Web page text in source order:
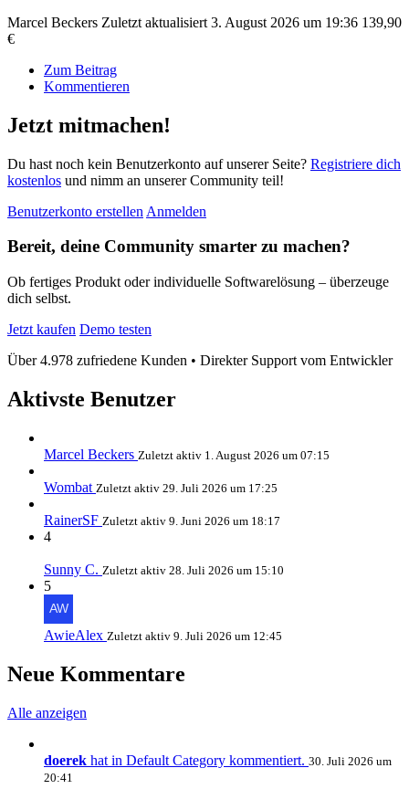
Marcel Beckers Zuletzt aktualisiert 3. August 2026 um 19:36 139,90
€
Zum Beitrag
Kommentieren
Jetzt mitmachen!
Du hast noch kein Benutzerkonto auf unserer Seite? Registriere dich
kostenlos und nimm an unserer Community teil!
Benutzerkonto erstellen Anmelden
Bereit, deine Community smarter zu machen?
Ob fertiges Produkt oder individuelle Softwarelösung – überzeuge
dich selbst.
Jetzt kaufen Demo testen
Über 4.978 zufriedene Kunden • Direkter Support vom Entwickler
Aktivste Benutzer
Marcel Beckers Zuletzt aktiv 1. August 2026 um 07:15
Wombat Zuletzt aktiv 29. Juli 2026 um 17:25
RainerSF Zuletzt aktiv 9. Juni 2026 um 18:17
4
Sunny C. Zuletzt aktiv 28. Juli 2026 um 15:10
5
AwieAlex Zuletzt aktiv 9. Juli 2026 um 12:45
Neue Kommentare
Alle anzeigen
doerek hat in Default Category kommentiert. 30. Juli 2026 um
20:41